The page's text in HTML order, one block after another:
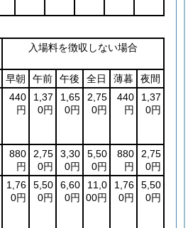
入場料を徴収しない場合
早朝 午前 午後 全日 薄暮
夜間
440
円
1,37
0円
1,65
0円
2,75
0円
440
円
1,37
0円
880
円
2,75
0円
3,30
0円
5,50
0円
880
円
2,75
0円
1,76
0円
5,50
0円
6,60
0円
11,0
00円
1,76
0円
5,50
0円